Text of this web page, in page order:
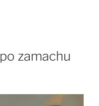
zamachu